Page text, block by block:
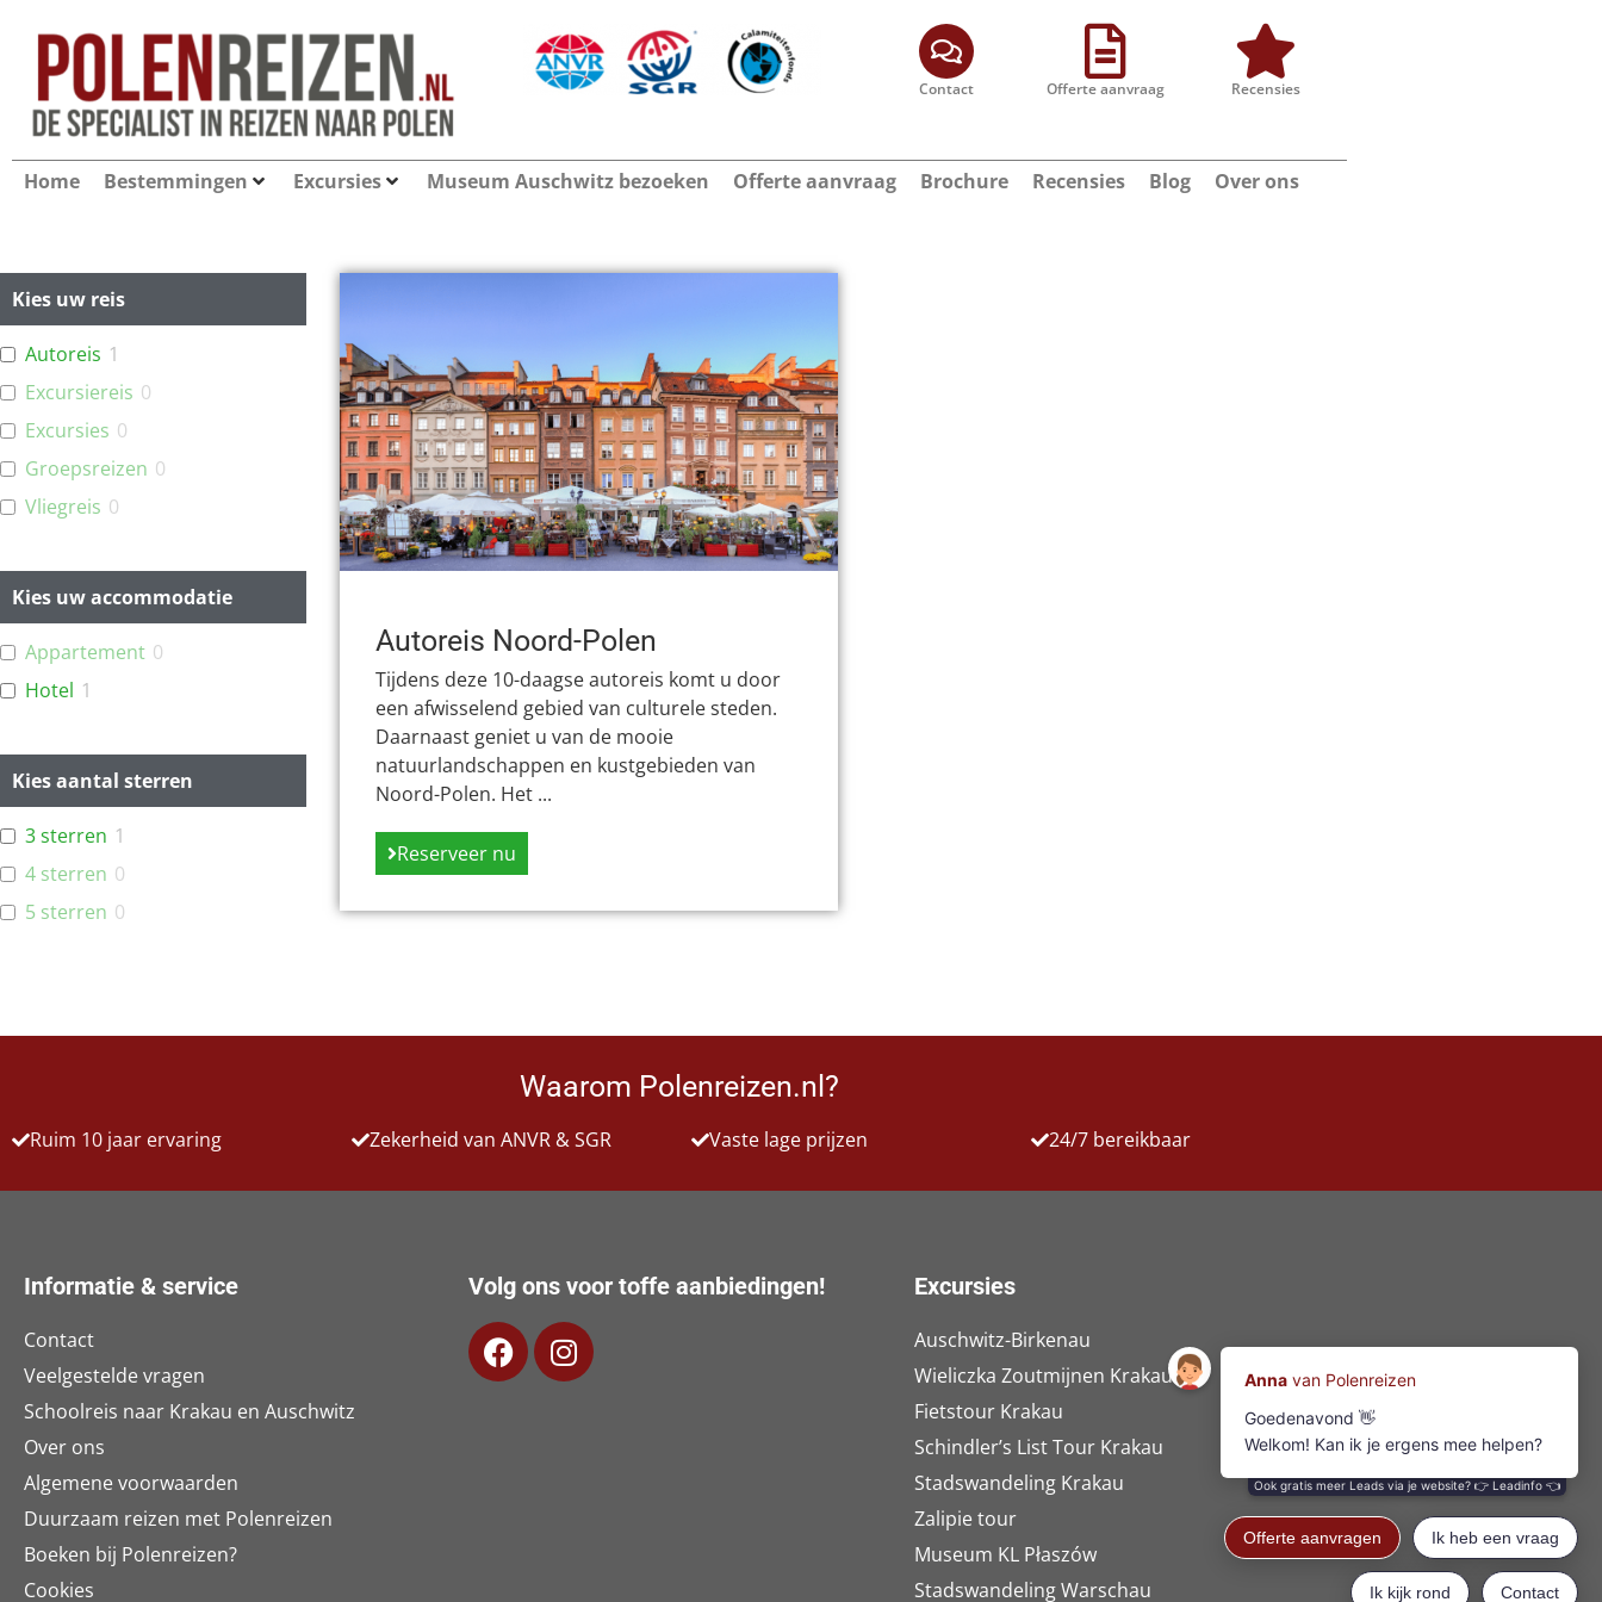
Contact Offerte aanvraag Recensies
Home Bestemmingen Excursies Museum Auschwitz bezoeken Offerte aanvraag Brochure Recensies Blog Over ons
Kies uw reis
Autoreis 1
Excursiereis 0
Excursies 0
Groepsreizen 0
Vliegreis 0
Kies uw accommodatie
Appartement 0
Hotel 1
Kies aantal sterren
3 sterren 1
4 sterren 0
5 sterren 0
Autoreis Noord-Polen
Tijdens deze 10-daagse autoreis komt u door
een afwisselend gebied van culturele steden.
Daarnaast geniet u van de mooie
natuurlandschappen en kustgebieden van
Noord-Polen. Het ...
Reserveer nu
Waarom Polenreizen.nl?
Ruim 10 jaar ervaring Zekerheid van ANVR & SGR Vaste lage prijzen 24/7 bereikbaar
Informatie & service
Contact
Veelgestelde vragen
Schoolreis naar Krakau en Auschwitz
Over ons
Algemene voorwaarden
Duurzaam reizen met Polenreizen
Boeken bij Polenreizen?
Cookies
Volg ons voor toffe aanbiedingen! Excursies
Auschwitz-Birkenau
Wieliczka Zoutmijnen Krakau
Fietstour Krakau
Schindler’s List Tour Krakau
Stadswandeling Krakau
Zalipie tour
Museum KL Płaszów
Stadswandeling Warschau